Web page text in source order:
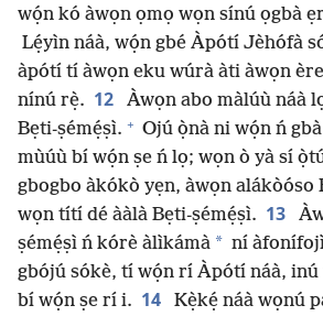
wọ́n kó àwọn ọmọ wọn sínú ọgbà
Lẹ́yìn náà, wọ́n gbé Àpótí Jèhófà
àpótí tí àwọn eku wúrà àti àwọn
nínú rẹ̀. 12
Àwọn abo màlúù náà
Bẹti-ṣémẹ́ṣì. + Ojú ọ̀nà ni wọ́n ń
mùúù bí wọ́n ṣe ń lọ; wọn ò yà sí
gbogbo àkókò yẹn, àwọn
wọn títí dé ààlà Bẹti-ṣémẹ́ṣì. 13
ṣémẹ́ṣì ń kórè àlìkámà * ní
gbójú sókè, tí wọ́n rí Àpótí náà, inú
bí wọ́n ṣe rí i. 14
Kẹ̀kẹ́ náà wọnú